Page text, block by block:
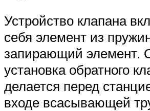
Устройство клапана
себя элемент из
запирающий элемент.
установка обратного
делается перед
входе всасывающей